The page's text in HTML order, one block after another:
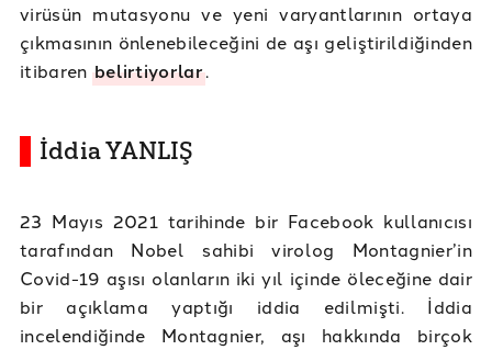
virüsün mutasyonu ve yeni varyantlarının ortaya
çıkmasının önlenebileceğini de aşı geliştirildiğinden
itibaren belirtiyorlar.
İddia YANLIŞ
23 Mayıs 2021 tarihinde bir Facebook kullanıcısı
tarafından Nobel sahibi virolog Montagnier’in
Covid-19 aşısı olanların iki yıl içinde öleceğine dair
bir açıklama yaptığı iddia edilmişti. İddia
incelendiğinde Montagnier, aşı hakkında birçok